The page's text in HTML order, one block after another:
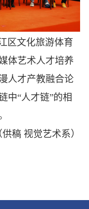
区文化旅游体育
体艺术人才培养
人才产教融合论
中“人才链”的相
供稿 视觉艺术系）